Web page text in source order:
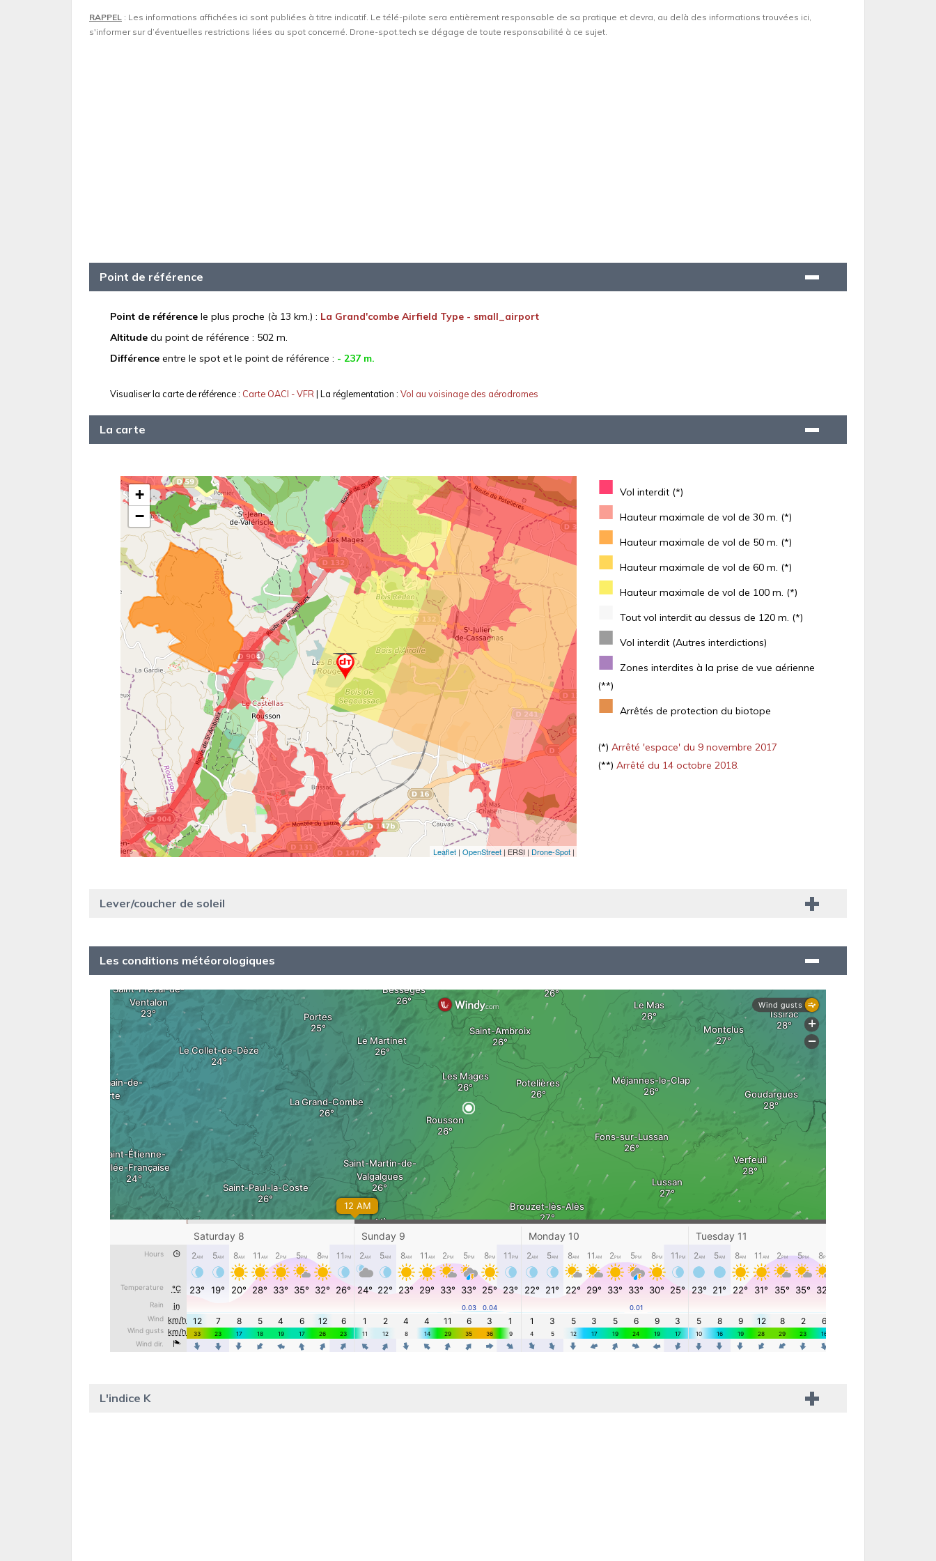
RAPPEL : Les informations affichées ici sont publiées à titre indicatif. Le télé-pilote sera entièrement responsable de sa pratique et devra, au delà des informations trouvées ici,
s'informer sur d’éventuelles restrictions liées au spot concerné. Drone-spot.tech se dégage de toute responsabilité à ce sujet.
Point de référence
Point de référence le plus proche (à 13 km.) : La Grand'combe Airfield Type - small_airport
Altitude du point de référence : 502 m.
Différence entre le spot et le point de référence : - 237 m.
Visualiser la carte de référence : Carte OACI - VFR| La réglementation : Vol au voisinage des aérodromes
La carte
■ Vol interdit (*)
■ Hauteur maximale de vol de 30 m. (*)
■ Hauteur maximale de vol de 50 m. (*)
■ Hauteur maximale de vol de 60 m. (*)
■ Hauteur maximale de vol de 100 m. (*)
Tout vol interdit au dessus de 120 m. (*)
■ Vol interdit (Autres interdictions)
■
Zones interdites à la prise de vue aérienne
(**)
■ Arrêtés de protection du biotope
(*) Arrêté 'espace' du 9 novembre 2017
(**) Arrêté du 14 octobre 2018.
Lever/coucher de soleil
Les conditions météorologiques
L'indice K